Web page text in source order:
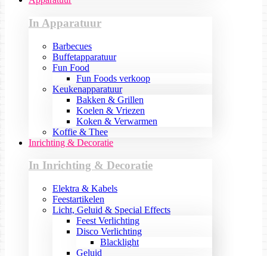
In Apparatuur
Barbecues
Buffetapparatuur
Fun Food
Fun Foods verkoop
Keukenapparatuur
Bakken & Grillen
Koelen & Vriezen
Koken & Verwarmen
Koffie & Thee
Inrichting & Decoratie
In Inrichting & Decoratie
Elektra & Kabels
Feestartikelen
Licht, Geluid & Special Effects
Feest Verlichting
Disco Verlichting
Blacklight
Geluid